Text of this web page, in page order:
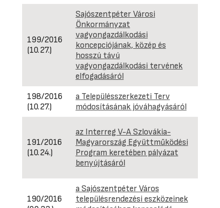
199/2016
(10.27.)
Sajószentpéter Városi
Önkormányzat
vagyongazdálkodási
koncepciójának, közép és
hosszú távú
vagyongazdálkodási tervének
elfogadásáról
198/2016
(10.27.)
a Településszerkezeti Terv
módosításának jóváhagyásáról
191/2016
(10.24.)
az Interreg V-A Szlovákia-
Magyarország Együttműködési
Program keretében pályázat
benyújtásáról
190/2016
a Sajószentpéter Város
településrendezési eszközeinek